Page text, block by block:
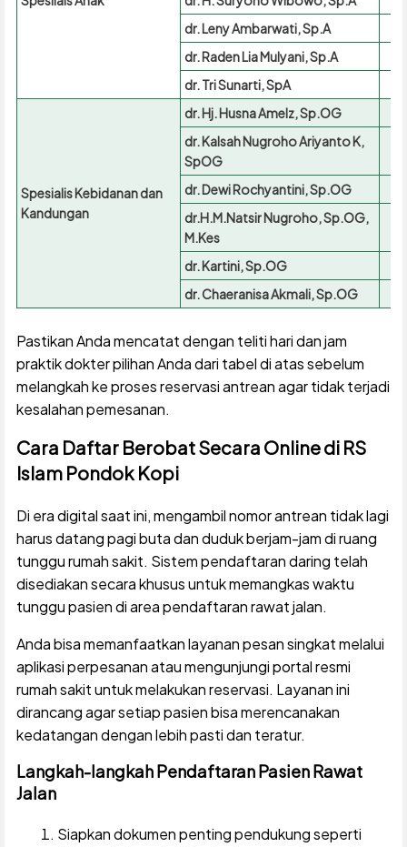
dr. Leny Ambarwati, Sp.A
dr. Raden Lia Mulyani, Sp.A
dr. Tri Sunarti, SpA
Spesialis Kebidanan dan
Kandungan
dr. Hj. Husna Amelz, Sp.OG
dr. Kalsah Nugroho Ariyanto K,
SpOG
dr. Dewi Rochyantini, Sp.OG
dr.H.M.Natsir Nugroho, Sp.OG,
M.Kes
dr. Kartini, Sp.OG
dr. Chaeranisa Akmali, Sp.OG
Pastikan Anda mencatat dengan teliti hari dan jam
praktik dokter pilihan Anda dari tabel di atas sebelum
melangkah ke proses reservasi antrean agar tidak terjadi
kesalahan pemesanan.
Cara Daftar Berobat Secara Online di RS
Islam Pondok Kopi
Di era digital saat ini, mengambil nomor antrean tidak lagi
harus datang pagi buta dan duduk berjam-jam di ruang
tunggu rumah sakit. Sistem pendaftaran daring telah
disediakan secara khusus untuk memangkas waktu
tunggu pasien di area pendaftaran rawat jalan.
Anda bisa memanfaatkan layanan pesan singkat melalui
aplikasi perpesanan atau mengunjungi portal resmi
rumah sakit untuk melakukan reservasi. Layanan ini
dirancang agar setiap pasien bisa merencanakan
kedatangan dengan lebih pasti dan teratur.
Langkah-langkah Pendaftaran Pasien Rawat
Jalan
Siapkan dokumen penting pendukung seperti